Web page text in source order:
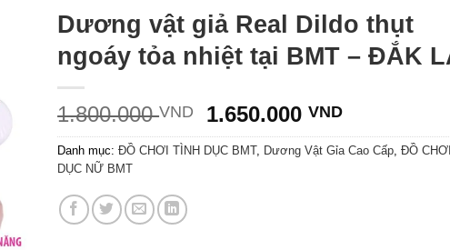
Dương vật giả Real Dildo thụt
ngoáy tỏa nhiệt tại BMT – ĐẮK
1.800.000VND
Giá
gốc
là:
1.650.000VNDGiá
hiện
tại
Danh mục:ĐỒ CHƠI TÌNH DỤC BMT, Dương Vật Gỉa Cao Cấp,ĐỒ
DỤC NỮ BMT